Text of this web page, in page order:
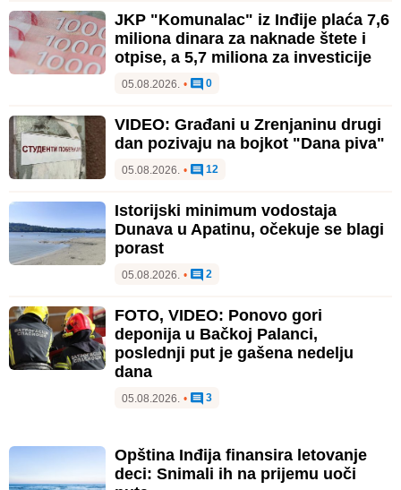
JKP "Komunalac" iz Inđije plaća 7,6
miliona dinara za naknade štete i
otpise, a 5,7 miliona za investicije
05.08.2026. • 0
VIDEO: Građani u Zrenjaninu drugi
dan pozivaju na bojkot "Dana piva"
05.08.2026. • 12
Istorijski minimum vodostaja
Dunava u Apatinu, očekuje se blagi
porast
05.08.2026. • 2
FOTO, VIDEO: Ponovo gori
deponija u Bačkoj Palanci,
poslednji put je gašena nedelju
dana
05.08.2026. • 3
Opština Inđija finansira letovanje
deci: Snimali ih na prijemu uoči